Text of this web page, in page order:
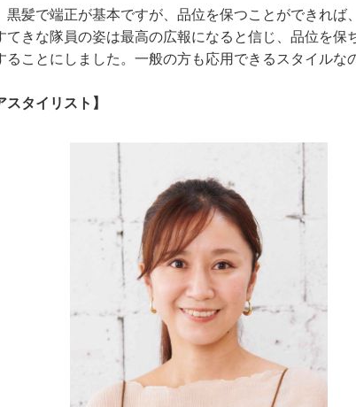
髪で端正が基本ですが、品位を保つことができれば
てきな隊員の姿は最高の広報になると信じ、品位を保
ることにしました。一般の方も応用できるスタイルな
スタイリスト】